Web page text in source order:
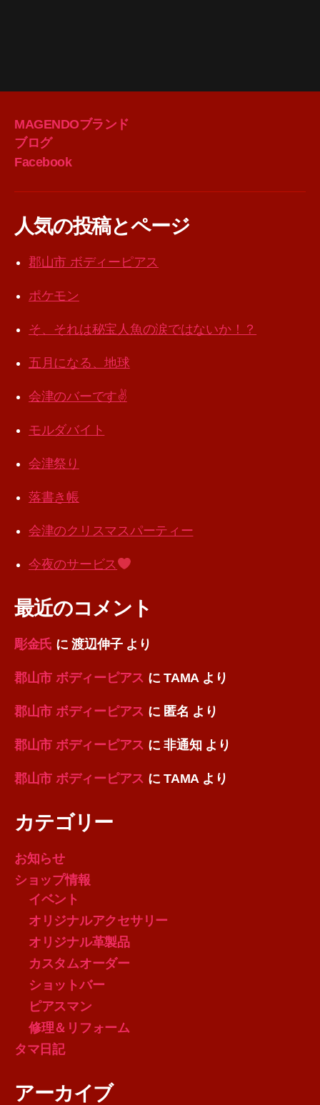
MAGENDOブランド
ブログ
Facebook
人気の投稿とページ
郡山市 ボディーピアス
ポケモン
そ、それは秘宝人魚の涙ではないか！？
五月になる、地球
会津のバーです✌️
モルダバイト
会津祭り
落書き帳
会津のクリスマスパーティー
今夜のサービス
最近のコメント
彫金氏 に渡辺伸子より
郡山市 ボディーピアス にTAMA より
郡山市 ボディーピアス に 匿名 より
郡山市 ボディーピアス に非通知 より
郡山市 ボディーピアス にTAMA より
カテゴリー
お知らせ
ショップ情報
イベント
オリジナルアクセサリー
オリジナル革製品
カスタムオーダー
ショットバー
ピアスマン
修理＆リフォーム
タマ日記
アーカイブ